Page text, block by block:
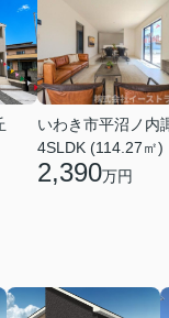
いわき市平沼ノ内
4SLDK (114.27㎡)
2,390万円